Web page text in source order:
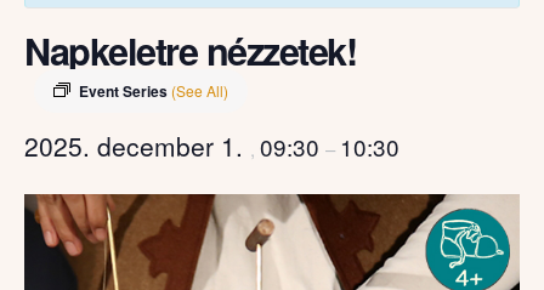
Napkeletre nézzetek!
Event Series (See All)
2025. december 1. , 09:30 – 10:30